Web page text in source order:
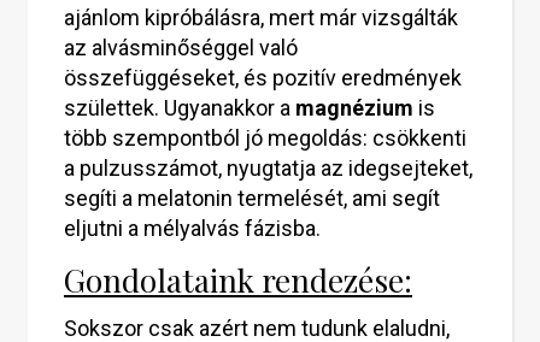
ajánlom kipróbálásra, mert már vizsgálták
az alvásminőséggel való
összefüggéseket, és pozitív eredmények
születtek. Ugyanakkor a magnézium is
több szempontból jó megoldás: csökkenti
a pulzusszámot, nyugtatja az idegsejteket,
segíti a melatonin termelését, ami segít
eljutni a mélyalvás fázisba.
Gondolataink rendezése:
Sokszor csak azért nem tudunk elaludni,